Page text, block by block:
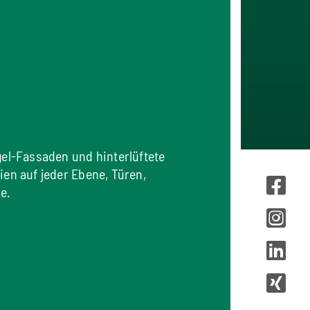
Fassaden und hinterlüftete
auf jeder Ebene, Türen,